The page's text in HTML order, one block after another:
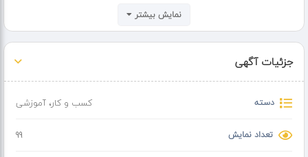
مدرک بین المللی فنی حرفه ای
عرضه صفر تا صد ابزار و نخ و نقشه
آموزش از پایه تا پیشرفته
نمایش بیشتر
جزئیات آگهی
دسته کسب و کار،آموزشی
تعداد نمایش 99